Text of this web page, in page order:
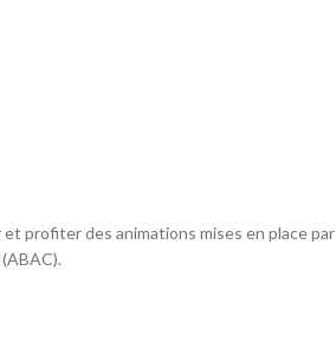
profiter des animations mises en place par